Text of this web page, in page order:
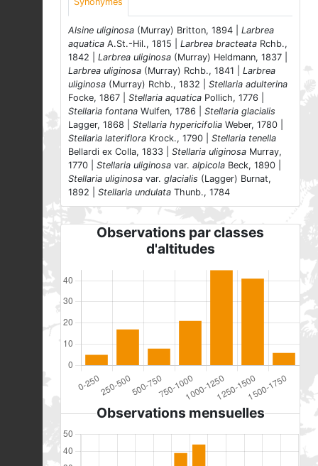
Alsine uliginosa (Murray) Britton, 1894 | Larbrea
aquatica A.St.-Hil., 1815 | Larbrea bracteata Rchb.,
1842 | Larbrea uliginosa (Murray) Heldmann, 1837 |
Larbrea uliginosa (Murray) Rchb., 1841 | Larbrea
uliginosa (Murray) Rchb., 1832 | Stellaria adulterina
Focke, 1867 | Stellaria aquatica Pollich, 1776 |
Stellaria fontana Wulfen, 1786 | Stellaria glacialis
Lagger, 1868 | Stellaria hypericifolia Weber, 1780 |
Stellaria lateriflora Krock., 1790 | Stellaria tenella
Bellardi ex Colla, 1833 | Stellaria uliginosa Murray,
1770 | Stellaria uliginosa var. alpicola Beck, 1890 |
Stellaria uliginosa var. glacialis (Lagger) Burnat,
1892 | Stellaria undulata Thunb., 1784
Observations par classes
d'altitudes
Observations mensuelles